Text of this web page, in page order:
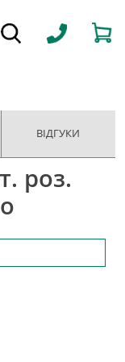
ВІДГУКИ
роз.